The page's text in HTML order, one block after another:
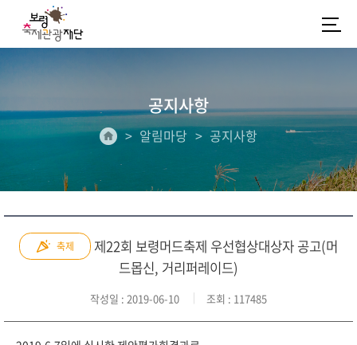
공지사항
알림마당 공지사항
축제
제22회 보령머드축제 우선협상대상자 공고(머
드몹신, 거리퍼레이드)
작성일 : 2019-06-10 조회 : 117485